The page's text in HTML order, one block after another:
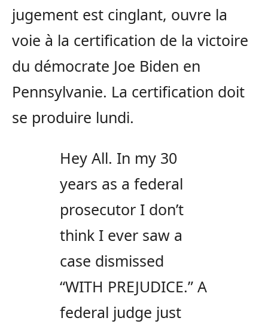
jugement est cinglant, ouvre la
voie à la certification de la victoire
du démocrate Joe Biden en
Pennsylvanie. La certification doit
se produire lundi.
Hey All. In my 30
years as a federal
prosecutor I don’t
think I ever saw a
case dismissed
“WITH PREJUDICE.” A
federal judge just